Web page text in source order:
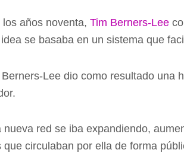
años noventa, Tim Berners-Lee
se basaba en un sistema que
Lee dio como resultado una
nueva red se iba expandiendo,
que circulaban por ella de forma